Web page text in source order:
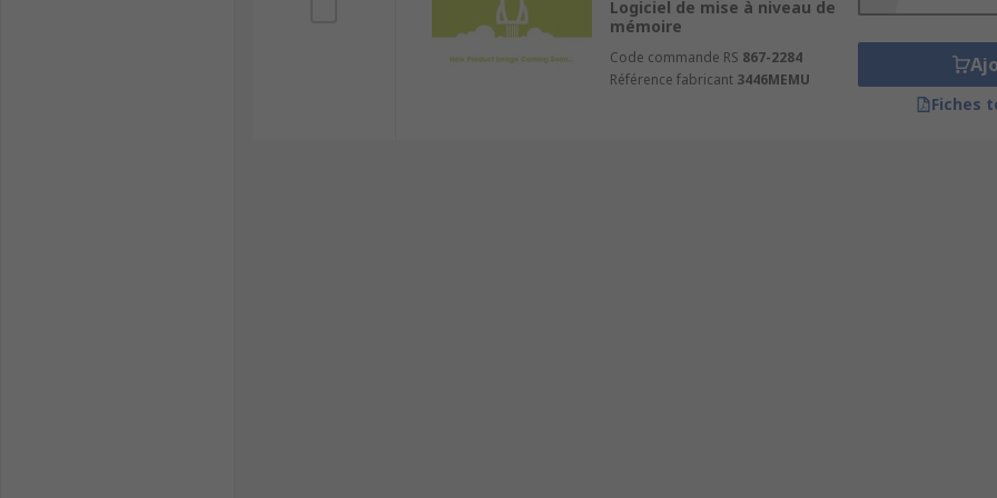
Logiciel de mise à niveau de
mémoire
Code commande RS 867-2284
Référence fabricant 3446MEMU
Fiches